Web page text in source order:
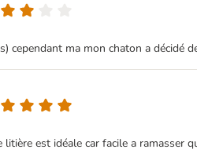
cependant ma mon chaton a
est idéale car facile a